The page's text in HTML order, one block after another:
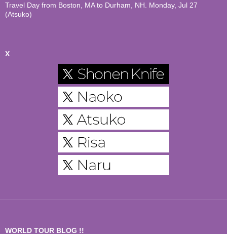
Travel Day from Boston, MA to Durham, NH. Monday, Jul 27
(Atsuko)
X
WORLD TOUR BLOG !!